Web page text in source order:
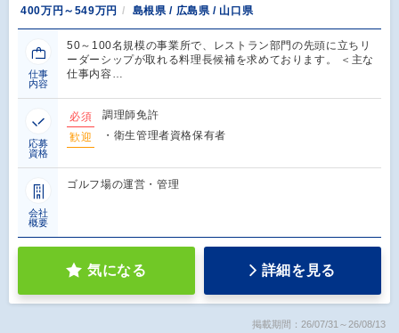
400万円～549万円 島根県 / 広島県 / 山口県
仕事
内容
50～100名規模の事業所で、レストラン部門の先頭に立ちリ
ーダーシップが取れる料理長候補を求めております。 ＜主な
仕事内容…
応募
資格
必須
調理師免許
歓迎
・衛生管理者資格保有者
会社
概要
ゴルフ場の運営・管理
気になる 詳細を見る
掲載期間：26/07/31～26/08/13